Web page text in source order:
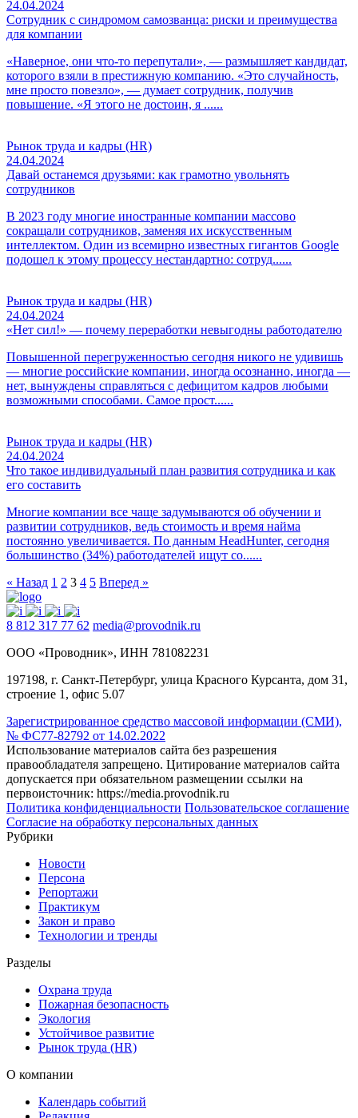
24.04.2024
Сотрудник с синдромом самозванца: риски и преимущества
для компании
«Наверное, они что-то перепутали», — размышляет кандидат,
которого взяли в престижную компанию. «Это случайность,
мне просто повезло», — думает сотрудник, получив
повышение. «Я этого не достоин, я ......
Рынок труда и кадры (HR)
24.04.2024
Давай останемся друзьями: как грамотно увольнять
сотрудников
В 2023 году многие иностранные компании массово
сокращали сотрудников, заменяя их искусственным
интеллектом. Один из всемирно известных гигантов Google
подошел к этому процессу нестандартно: сотруд......
Рынок труда и кадры (HR)
24.04.2024
«Нет сил!» — почему переработки невыгодны работодателю
Повышенной перегруженностью сегодня никого не удивишь
— многие российские компании, иногда осознанно, иногда —
нет, вынуждены справляться с дефицитом кадров любыми
возможными способами. Самое прост......
Рынок труда и кадры (HR)
24.04.2024
Что такое индивидуальный план развития сотрудника и как
его составить
Многие компании все чаще задумываются об обучении и
развитии сотрудников, ведь стоимость и время найма
постоянно увеличивается. По данным HeadHunter, сегодня
большинство (34%) работодателей ищут со......
Пагинация
записей
« Назад 1 2 3 4 5 Вперед »
8 812 317 77 62 media@provodnik.ru
ООО «Проводник», ИНН 781082231
197198, г. Санкт-Петербург, улица Красного Курсанта, дом 31,
строение 1, офис 5.07
Зарегистрированное средство массовой информации (СМИ),
№ ФС77-82792 от 14.02.2022
Использование материалов сайта без разрешения
правообладателя запрещено. Цитирование материалов сайта
допускается при обязательном размещении ссылки на
первоисточник: https://media.provodnik.ru
Политика конфиденциальности Пользовательское соглашение
Согласие на обработку персональных данных
Рубрики
Новости
Персона
Репортажи
Практикум
Закон и право
Технологии и тренды
Разделы
Охрана труда
Пожарная безопасность
Экология
Устойчивое развитие
Рынок труда (HR)
О компании
Календарь событий